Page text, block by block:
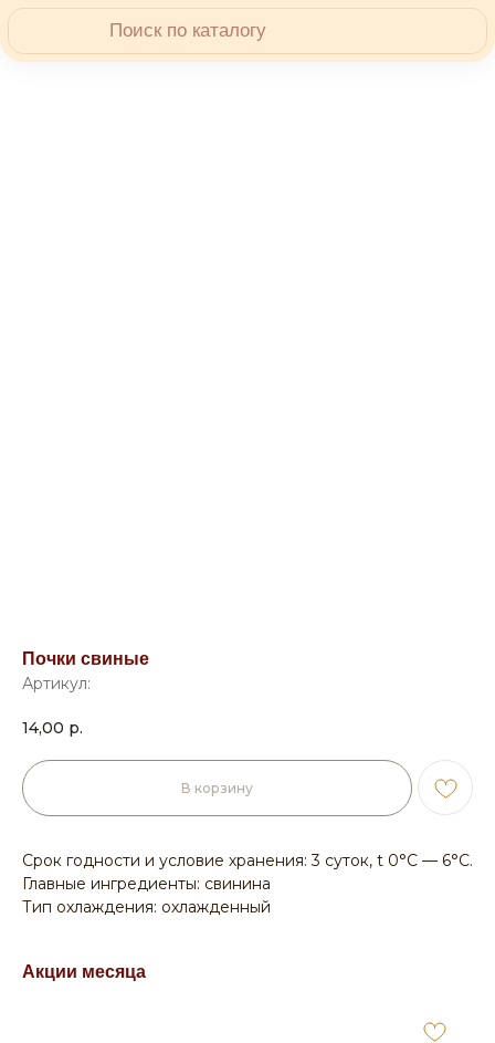
Почки свиные
Артикул:
14,00 р.
В корзину
Срок годности и условие хранения: 3 суток, t 0°С — 6°С.
Главные ингредиенты: свинина
Тип охлаждения: охлажденный
Акции месяца